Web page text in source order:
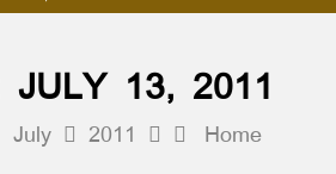
JULY 13, 2011
Home
2011
July